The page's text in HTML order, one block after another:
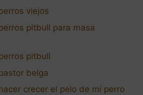
viejos
pitbull para masa
pitbull
belga
crecer el pelo de mi perro